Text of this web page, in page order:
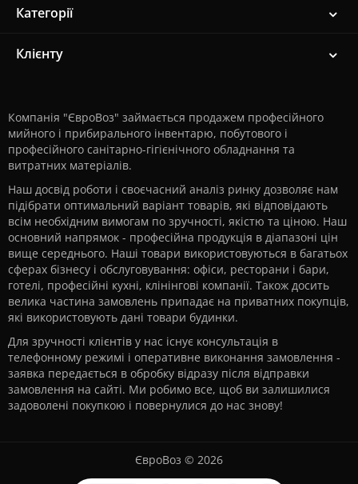
Категорії
Клієнту
Компанія "ЄвроВоз" займається продажем професійного
мийного і прибирального інвентарю, побутового і
професійного санітарно-гігієнічного обладнання та
витратних матеріалів.
Наш досвід роботи і своєчасний аналіз ринку дозволяє нам
підібрати оптимальний варіант товарів, які відповідають
всім необхідним вимогам по зручності, якістю та ціною. Наш
основний напрямок - професійна продукція в діапазоні цін
вище середнього. Наші товари використовуються в багатьох
сферах бізнесу і обслуговування: офіси, ресторани і бари,
готелі, професійні кухні, клінінгові компанії. Також досить
велика частина замовлень припадає на приватних покупців,
які використовують дані товари будинки.
Для зручності клієнтів у нас існує консультація в
телефонному режимі і оперативне виконання замовлення -
заявка передається в обробку відразу після відправки
замовлення на сайті. Ми робимо все, щоб ви залишилися
задоволені покупкою і повернулися до нас знову!
ЄвроВоз © 2026